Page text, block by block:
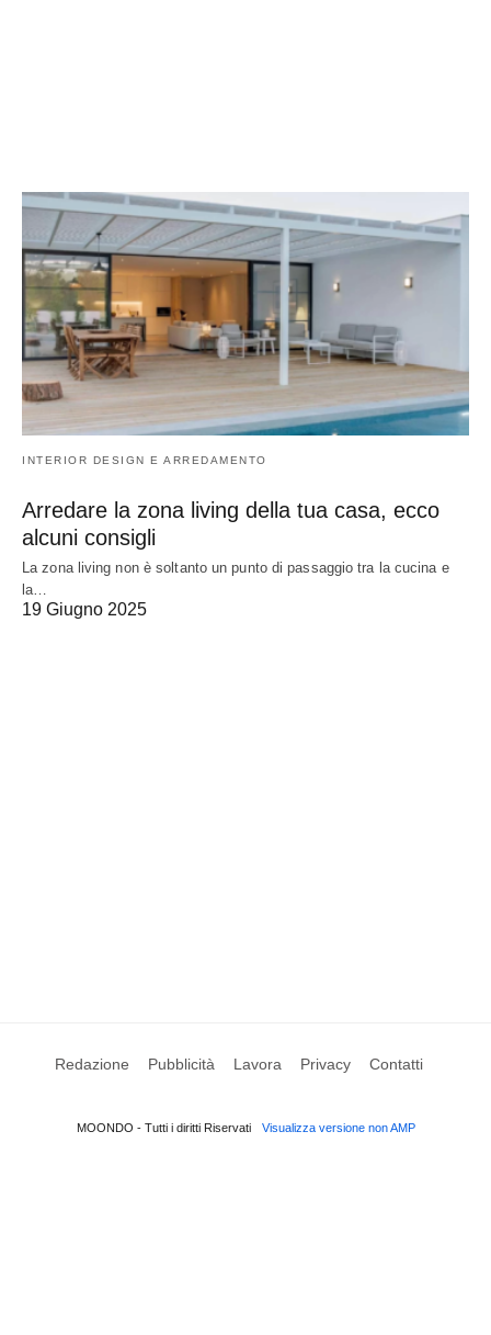
INTERIOR DESIGN E ARREDAMENTO
Arredare la zona living della tua casa, ecco
alcuni consigli
La zona living non è soltanto un punto di passaggio tra la cucina e
la…
19 Giugno 2025
Redazione Pubblicità Lavora Privacy Contatti
MOONDO - Tutti i diritti Riservati Visualizza versione non AMP